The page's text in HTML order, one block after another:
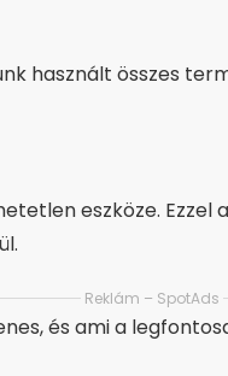
használt összes
eszköze. Ezzel
Reklám – SpotAds
és ami a